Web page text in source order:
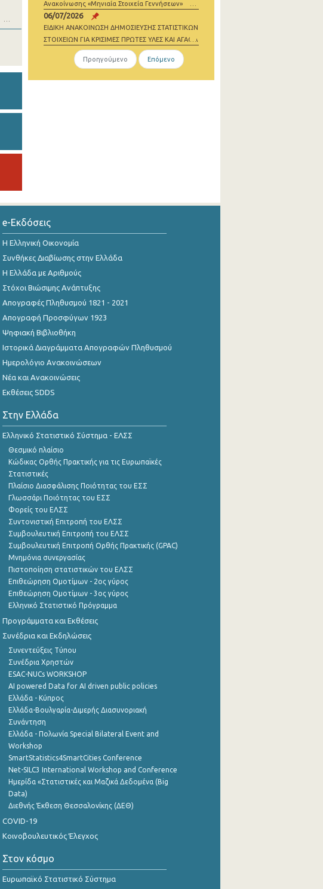
Ανακοίνωσης «Μηνιαία Στοιχεία Γεννήσεων»
06/07/2026
ΕΙΔΙΚΗ ΑΝΑΚΟΙΝΩΣΗ ΔΗΜΟΣΙΕΥΣΗΣ ΣΤΑΤΙΣΤΙΚΩΝ
ΣΤΟΙΧΕΙΩΝ ΓΙΑ ΚΡΙΣΙΜΕΣ ΠΡΩΤΕΣ ΥΛΕΣ ΚΑΙ ΑΓΑΘΑ
ΜΗΔΕΝΙΚΩΝ ΕΚΠΟΜΠΩΝ 2021-2023
Προηγούμενο
Επόμενο
e-Εκδόσεις
Η Ελληνική Οικονομία
Συνθήκες Διαβίωσης στην Ελλάδα
Η Ελλάδα με Αριθμούς
Στόχοι Βιώσιμης Ανάπτυξης
Απογραφές Πληθυσμού 1821 - 2021
Απογραφή Προσφύγων 1923
Ψηφιακή Βιβλιοθήκη
Ιστορικά Διαγράμματα Απογραφών Πληθυσμού
Ημερολόγιο Ανακοινώσεων
Νέα και Ανακοινώσεις
Εκθέσεις SDDS
Στην Ελλάδα
Ελληνικό Στατιστικό Σύστημα - ΕΛΣΣ
Θεσμικό πλαίσιο
Κώδικας Ορθής Πρακτικής για τις Ευρωπαϊκές
Στατιστικές
Πλαίσιο Διασφάλισης Ποιότητας του ΕΣΣ
Γλωσσάρι Ποιότητας του ΕΣΣ
Φορείς του ΕΛΣΣ
Συντονιστική Επιτροπή του ΕΛΣΣ
Συμβουλευτική Επιτροπή του ΕΛΣΣ
Συμβουλευτική Επιτροπή Ορθής Πρακτικής (GPAC)
Μνημόνια συνεργασίας
Πιστοποίηση στατιστικών του ΕΛΣΣ
Επιθεώρηση Ομοτίμων - 2ος γύρος
Επιθεώρηση Ομοτίμων - 3ος γύρος
Ελληνικό Στατιστικό Πρόγραμμα
Προγράμματα και Εκθέσεις
Συνέδρια και Εκδηλώσεις
Συνεντεύξεις Τύπου
Συνέδρια Χρηστών
ESAC-NUCs WORKSHOP
AI powered Data for AI driven public policies
Ελλάδα - Κύπρος
Ελλάδα-Βουλγαρία-Διμερής Διασυνοριακή
Συνάντηση
Ελλάδα - Πολωνία Special Bilateral Event and
Workshop
SmartStatistics4SmartCities Conference
Net-SILC3 International Workshop and Conference
Ημερίδα «Στατιστικές και Μαζικά Δεδομένα (Big
Data)
Διεθνής Έκθεση Θεσσαλονίκης (ΔΕΘ)
COVID-19
Κοινοβουλευτικός Έλεγχος
Στον κόσμο
Ευρωπαϊκό Στατιστικό Σύστημα